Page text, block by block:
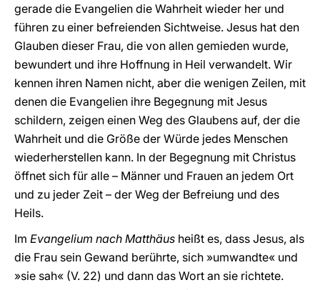
gerade die Evangelien die Wahrheit wieder her und
führen zu einer befreienden Sichtweise. Jesus hat den
Glauben dieser Frau, die von allen gemieden wurde,
bewundert und ihre Hoffnung in Heil verwandelt. Wir
kennen ihren Namen nicht, aber die wenigen Zeilen, mit
denen die Evangelien ihre Begegnung mit Jesus
schildern, zeigen einen Weg des Glaubens auf, der die
Wahrheit und die Größe der Würde jedes Menschen
wiederherstellen kann. In der Begegnung mit Christus
öffnet sich für alle – Männer und Frauen an jedem Ort
und zu jeder Zeit – der Weg der Befreiung und des
Heils.
Im Evangelium nach Matthäus heißt es, dass Jesus, als
die Frau sein Gewand berührte, sich »umwandte« und
»sie sah« (V. 22) und dann das Wort an sie richtete.